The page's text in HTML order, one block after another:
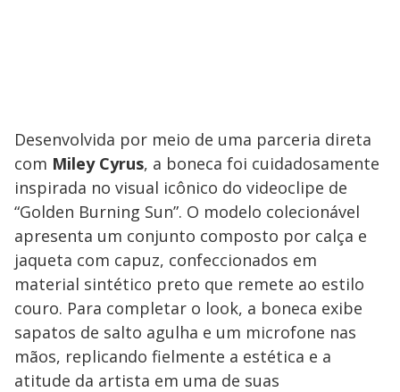
Desenvolvida por meio de uma parceria direta
com Miley Cyrus, a boneca foi cuidadosamente
inspirada no visual icônico do videoclipe de
“Golden Burning Sun”. O modelo colecionável
apresenta um conjunto composto por calça e
jaqueta com capuz, confeccionados em
material sintético preto que remete ao estilo
couro. Para completar o look, a boneca exibe
sapatos de salto agulha e um microfone nas
mãos, replicando fielmente a estética e a
atitude da artista em uma de suas